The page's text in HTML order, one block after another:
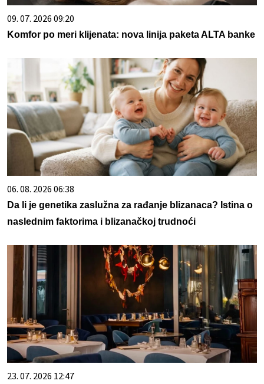
09. 07. 2026 09:20
Komfor po meri klijenata: nova linija paketa ALTA banke
06. 08. 2026 06:38
Da li je genetika zaslužna za rađanje blizanaca? Istina o
naslednim faktorima i blizanačkoj trudnoći
23. 07. 2026 12:47